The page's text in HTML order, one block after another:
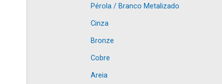
Pérola / Branco Metalizado
Cinza
Bronze
Cobre
Areia